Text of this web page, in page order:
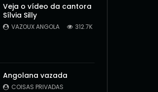
Veja o vídeo da cantora
Sílvia Silly
VAZOUX ANGOLA 312.7K
Angolana vazada
COISAS PRIVADAS